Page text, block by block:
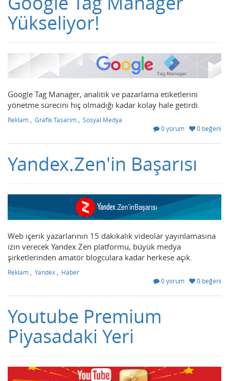
Yükseliyor!
Google Tag Manager, analitik ve pazarlama etiketlerini
yönetme sürecini hiç olmadığı kadar kolay hale getirdi.
Reklam , Grafik Tasarım , Sosyal Medya
0 yorum
0 beğeni
Yandex.Zen'in Başarısı
Web içerik yazarlarının 15 dakikalık videolar yayınlamasına
izin verecek Yandex.Zen platformu, büyük medya
şirketlerinden amatör blogculara kadar herkese açık.
Reklam Yandex
Haber
0 yorum
0 beğeni
Youtube Premium
Piyasadaki Yeri